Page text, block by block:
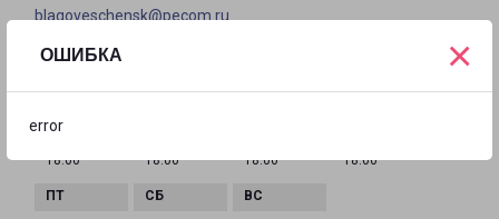
ОШИБКА
error
×
blagoveschensk@pecom.ru
ГРАФИК РАБОТЫ
18:00
18:00
18:00
18:00